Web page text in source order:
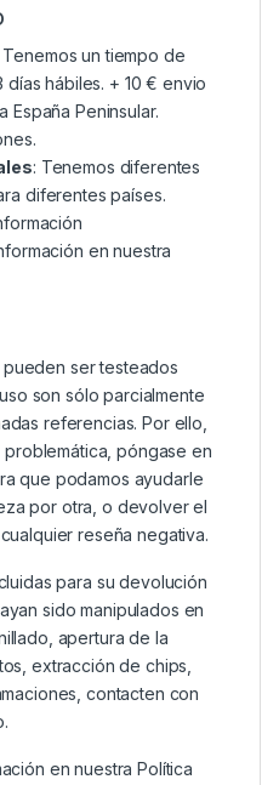
Tenemos un tiempo de
días hábiles. + 10 € envio
España Peninsular.
: Tenemos diferentes
diferentes países.
en nuestra
ser testeados
son sólo parcialmente
referencias. Por ello,
póngase en
que podamos ayudarle
por otra, o devolver el
reseña negativa.
para su devolución
sido manipulados en
apertura de la
extracción de chips,
contacten con
en nuestraPolítica